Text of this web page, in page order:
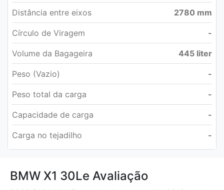
Distância entre eixos 2780 mm
Círculo de Viragem -
Volume da Bagageira 445 liter
Peso (Vazio) -
Peso total da carga -
Capacidade de carga -
Carga no tejadilho -
BMW X1 30Le Avaliação